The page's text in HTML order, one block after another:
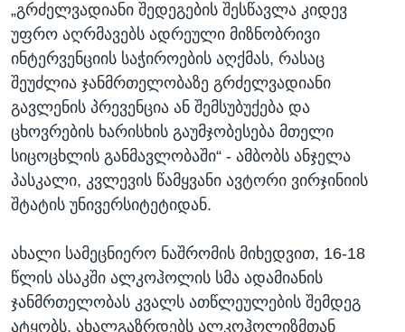
„გრძელვადიანი შედეგების შესწავლა კიდევ
უფრო აღრმავებს ადრეული მიზნობრივი
ინტერვენციის საჭიროების აღქმას, რასაც
შეუძლია ჯანმრთელობაზე გრძელვადიანი
გავლენის პრევენცია ან შემსუბუქება და
ცხოვრების ხარისხის გაუმჯობესება მთელი
სიცოცხლის განმავლობაში“ - ამბობს ანჯელა
პასკალი, კვლევის წამყვანი ავტორი ვირჯინიის
შტატის უნივერსიტეტიდან.
ახალი სამეცნიერო ნაშრომის მიხედვით, 16-18
წლის ასაკში ალკოჰოლის სმა ადამიანის
ჯანმრთელობას კვალს ათწლეულების შემდეგ
ატყობს. ახალგაზრდებს ალკოჰოლიზმთან